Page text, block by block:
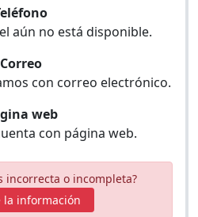
aún no está disponible.
Correo
con correo electrónico.
web
con página web.
incorrecta o incompleta?
la información